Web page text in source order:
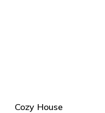
Cozy House